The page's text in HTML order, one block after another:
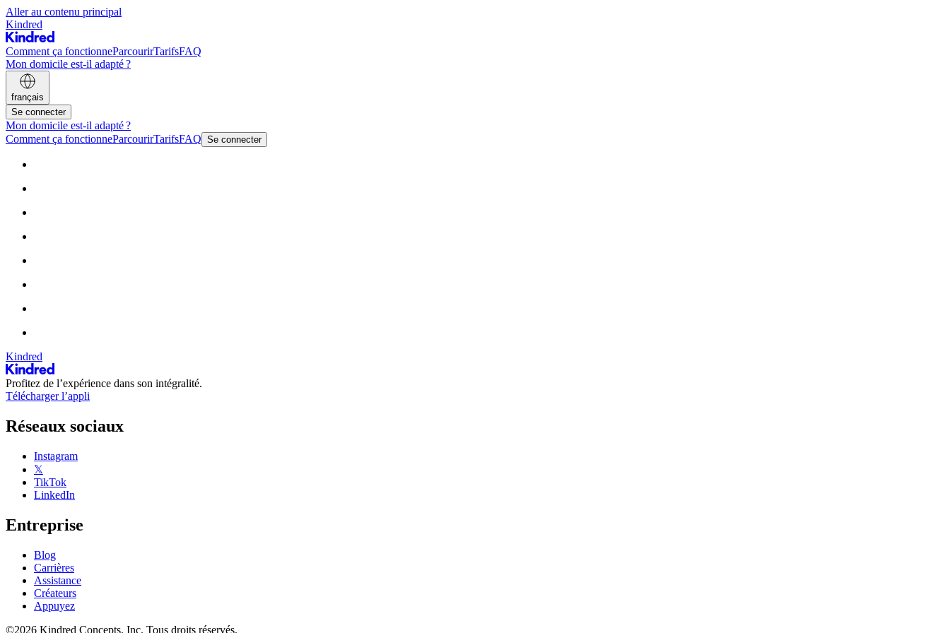
Aller au contenu principal
Kindred
Comment ça fonctionneParcourirTarifsFAQ
Mon domicile est-il adapté ?
français
Se connecter
Mon domicile est-il adapté ?
Comment ça fonctionneParcourirTarifsFAQ Se connecter
Kindred
Profitez de l’expérience dans son intégralité.
Télécharger l’appli
Réseaux sociaux
Instagram
𝕏
TikTok
LinkedIn
Entreprise
Blog
Carrières
Assistance
Créateurs
Appuyez
©2026 Kindred Concepts, Inc. Tous droits réservés.